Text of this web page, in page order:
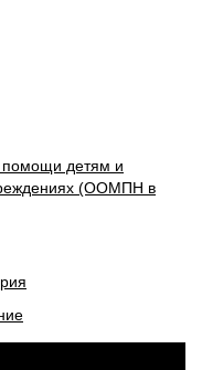
помощи детям и
(ООМПН в